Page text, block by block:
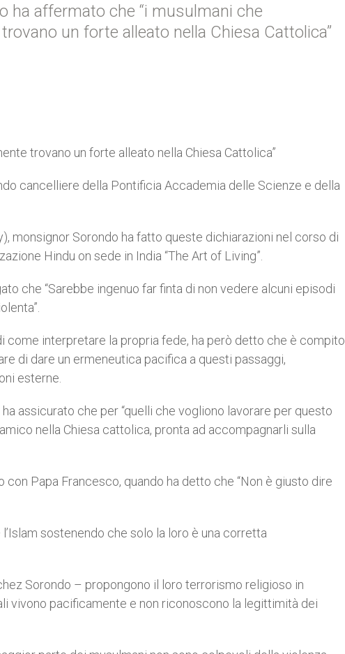
ha affermato che “i musulmani che
un forte alleato nella Chiesa Cattolica”
trovano un forte alleato nella Chiesa Cattolica”
cancelliere della Pontificia Accademia delle Scienze e della
monsignor Sorondo ha fatto queste dichiarazioni nel corso di
Hindu on sede in India “The Art of Living”.
che “Sarebbe ingenuo far finta di non vedere alcuni episodi
come interpretare la propria fede, ha però detto che è compito
di dare un ermeneutica pacifica a questi passaggi,
esterne.
assicurato che per “quelli che vogliono lavorare per questo
nella Chiesa cattolica, pronta ad accompagnarli sulla
Papa Francesco, quando ha detto che “Non è giusto dire
sostenendo che solo la loro è una corretta
Sorondo – propongono il loro terrorismo religioso in
vivono pacificamente e non riconoscono la legittimità dei